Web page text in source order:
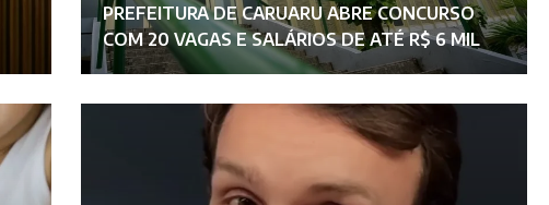
PREFEITURA DE CARUARU ABRE CONCURSO
COM 20 VAGAS E SALÁRIOS DE ATÉ R$ 6 MIL